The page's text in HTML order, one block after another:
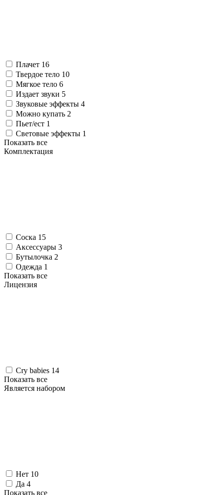
Плачет 16
Твердое тело 10
Мягкое тело 6
Издает звуки 5
Звуковые эффекты 4
Можно купать 2
Пьет/ест 1
Световые эффекты 1
Показать все
Комплектация
Соска 15
Аксессуары 3
Бутылочка 2
Одежда 1
Показать все
Лицензия
Cry babies 14
Показать все
Является набором
Нет 10
Да 4
Показать все